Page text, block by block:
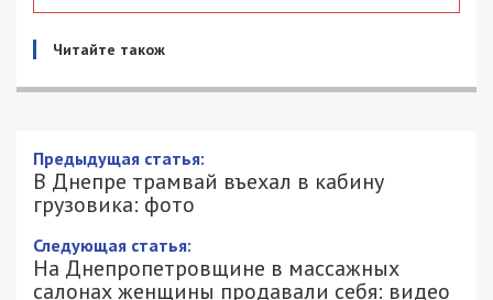
Читайте також
В Днепре трамвай въехал в кабину
грузовика: фото
6/07/2020 - 12:10
КСЕНИЯ БАСКАКОВА - СПЕЦИАЛЬНО
ДЛЯ 49000.COM.UA